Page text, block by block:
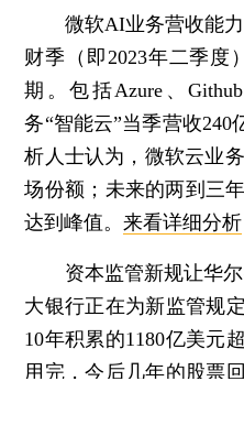
微软AI业务营收能
财季（即2023年二季度
期。包括Azure、
务“智能云”当季营收240
析人士认为，微软云业
场份额；未来的两到三
达到峰值。来看详细分析
资本监管新规让华
大银行正在为新监管规
10年积累的1180亿美元
用完，今后几年的股票